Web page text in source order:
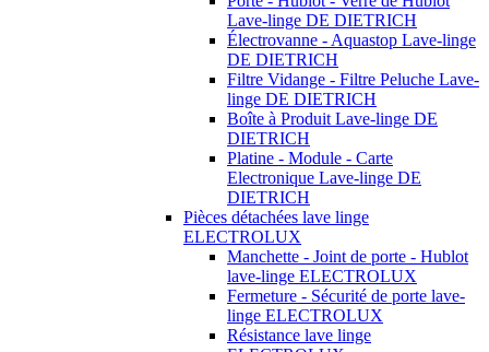
Lave-linge DE DIETRICH
Électrovanne - Aquastop Lave-linge
DE DIETRICH
Filtre Vidange - Filtre Peluche Lave-
linge DE DIETRICH
Boîte à Produit Lave-linge DE
DIETRICH
Platine - Module - Carte
Electronique Lave-linge DE
DIETRICH
Pièces détachées lave linge
ELECTROLUX
Manchette - Joint de porte - Hublot
lave-linge ELECTROLUX
Fermeture - Sécurité de porte lave-
linge ELECTROLUX
Résistance lave linge